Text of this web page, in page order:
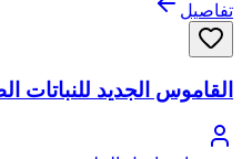
تفاصيل
القاموس الجديد للنباتات